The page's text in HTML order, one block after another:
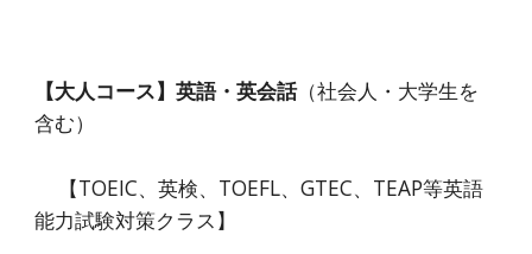
【大人コース】英語・英会話（社会人・大学生を
含む）
【TOEIC、英検、TOEFL、GTEC、TEAP等英語
能力試験対策クラス】